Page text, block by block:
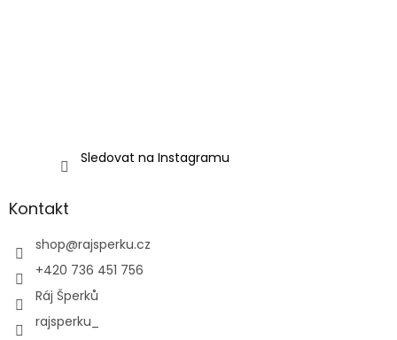
Sledovat na Instagramu
Kontakt
shop@rajsperku.cz
+420 736 451 756
Ráj Šperků
rajsperku_